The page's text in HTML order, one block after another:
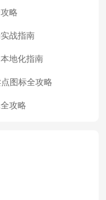
略
战指南
地化指南
图标全攻略
攻略